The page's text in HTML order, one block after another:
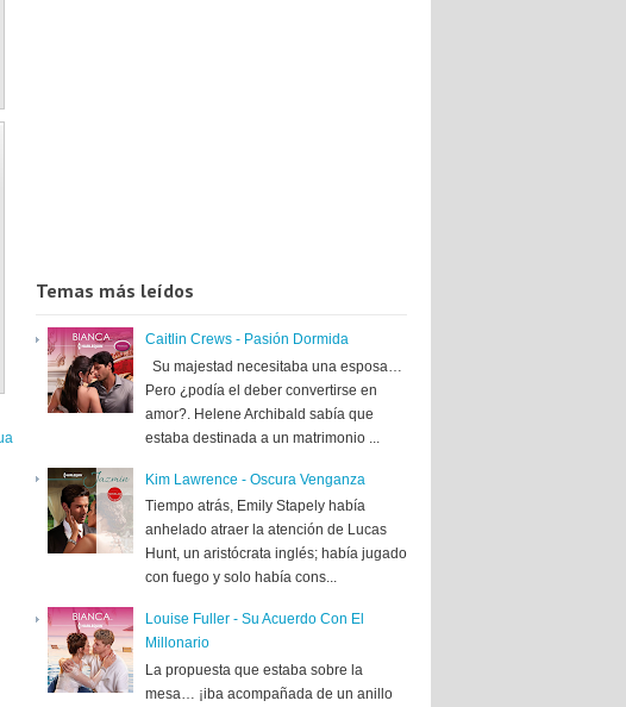
Temas más leídos
Caitlin Crews - Pasión Dormida
Su majestad necesitaba una esposa…
Pero ¿podía el deber convertirse en
amor?. Helene Archibald sabía que
estaba destinada a un matrimonio ...
Kim Lawrence - Oscura Venganza
Tiempo atrás, Emily Stapely había
anhelado atraer la atención de Lucas
Hunt, un aristócrata inglés; había jugado
con fuego y solo había cons...
Louise Fuller - Su Acuerdo Con El
Millonario
La propuesta que estaba sobre la
mesa… ¡iba acompañada de un anillo